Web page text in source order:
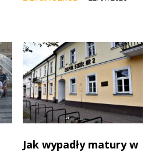
Jak wypadły matury w